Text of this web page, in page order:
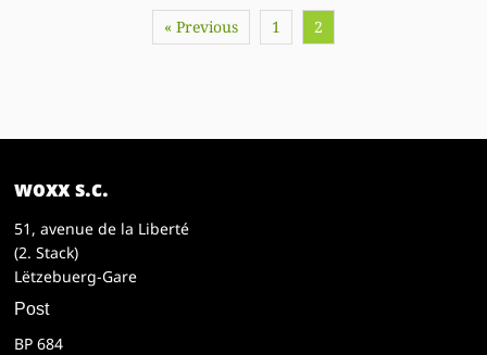
« Previous 1 2
woxx s.c.
51, avenue de la Liberté
(2. Stack)
Lëtzebuerg-Gare
Post
BP 684